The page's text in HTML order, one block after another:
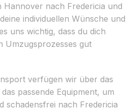
Hannover nach Fredericia und
individuellen Wünsche und
uns wichtig, dass du dich
Umzugsprozesses gut
verfügen wir über das
passende Equipment, um
schadensfrei nach Fredericia